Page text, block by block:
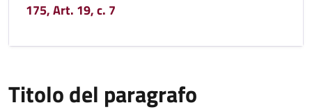
175, Art. 19, c. 7
Titolo del paragrafo